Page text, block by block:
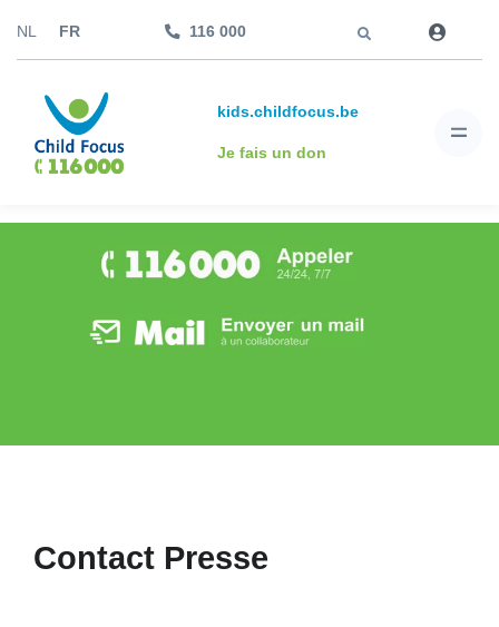
NL FR 116 000
kids.childfocus.be
Je fais un don
Contact Presse